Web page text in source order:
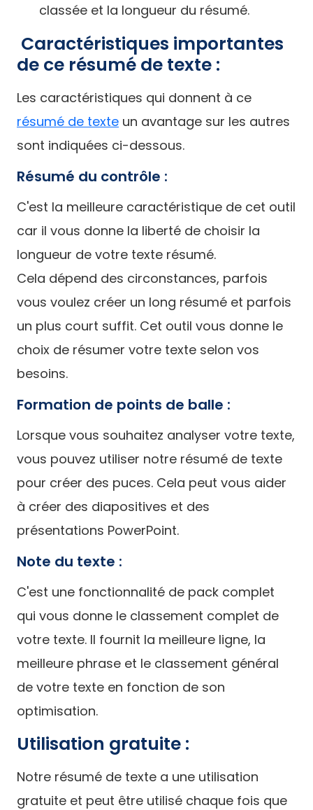
classée et la longueur du résumé.
Caractéristiques importantes
de ce résumé de texte :
Les caractéristiques qui donnent à ce
résumé de texte un avantage sur les autres
sont indiquées ci-dessous.
Résumé du contrôle :
C'est la meilleure caractéristique de cet outil
car il vous donne la liberté de choisir la
longueur de votre texte résumé.
Cela dépend des circonstances, parfois
vous voulez créer un long résumé et parfois
un plus court suffit. Cet outil vous donne le
choix de résumer votre texte selon vos
besoins.
Formation de points de balle :
Lorsque vous souhaitez analyser votre texte,
vous pouvez utiliser notre résumé de texte
pour créer des puces. Cela peut vous aider
à créer des diapositives et des
présentations PowerPoint.
Note du texte :
C'est une fonctionnalité de pack complet
qui vous donne le classement complet de
votre texte. Il fournit la meilleure ligne, la
meilleure phrase et le classement général
de votre texte en fonction de son
optimisation.
Utilisation gratuite :
Notre résumé de texte a une utilisation
gratuite et peut être utilisé chaque fois que